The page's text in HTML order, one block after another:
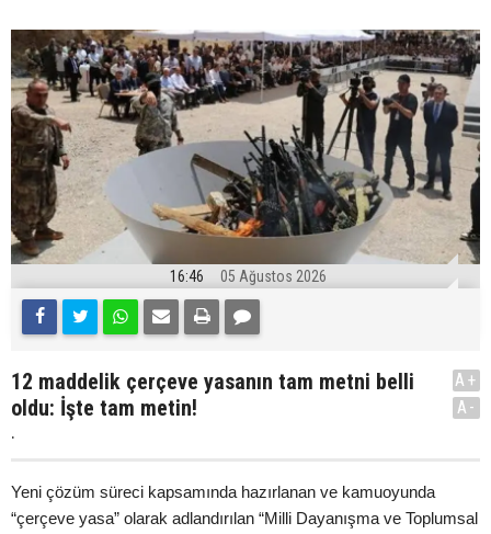
16:46 05 Ağustos 2026
12 maddelik çerçeve yasanın tam metni belli
oldu: İşte tam metin!
.
A+
A-
Yeni çözüm süreci kapsamında hazırlanan ve kamuoyunda
“çerçeve yasa” olarak adlandırılan “Milli Dayanışma ve Toplumsal